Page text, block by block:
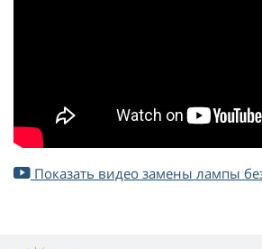
Показать видео замены лампы